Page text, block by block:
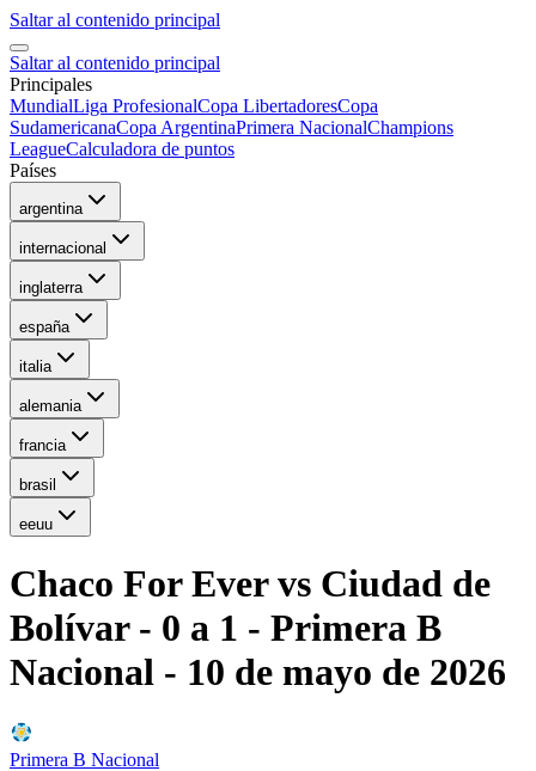
Saltar al contenido principal
Saltar al contenido principal
Principales
MundialLiga ProfesionalCopa LibertadoresCopa
SudamericanaCopa ArgentinaPrimera NacionalChampions
LeagueCalculadora de puntos
Países
argentina
internacional
inglaterra
españa
italia
alemania
francia
brasil
eeuu
Chaco For Evervs Ciudad de
Bolívar- 0 a 1 - Primera B
Nacional - 10 de mayo de 2026
Primera B Nacional